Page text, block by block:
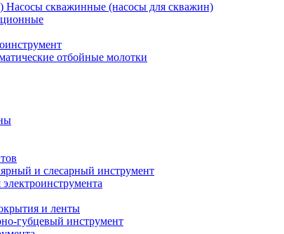
Насосы скважинные (насосы для скважин)
отбойные молотки
и слесарный инструмент
и ленты
губцевый инструмент